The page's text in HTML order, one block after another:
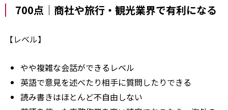
700点｜商社や旅行・観光業界で有利になる
【レベル】
やや複雑な会話ができるレベル
英語で意見を述べたり相手に質問したりできる
読み書きはほとんど不自由しない